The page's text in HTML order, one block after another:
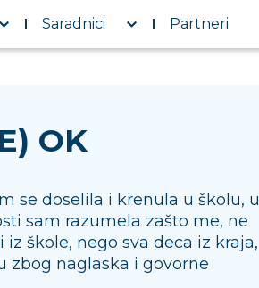
Saradnici Partneri
OK
se doselila i krenula u školu, u
sam razumela zašto me, ne
iz škole, nego sva deca iz kraja,
zbog naglaska i govorne